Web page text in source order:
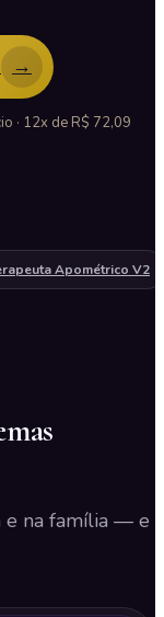
→
· 12x de R$ 72,09
Apométrico V2
e na família — e